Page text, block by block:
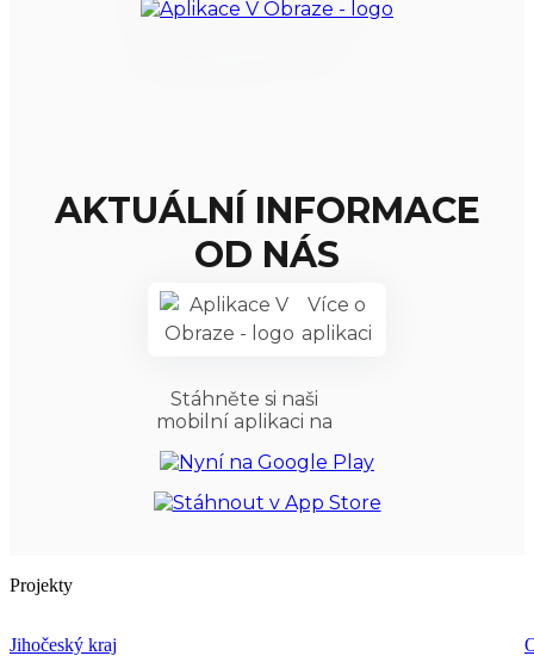
AKTUÁLNÍ INFORMACE
OD NÁS
Více o
aplikaci
Stáhněte si naši
mobilní aplikaci na
Projekty
Jihočeský kraj